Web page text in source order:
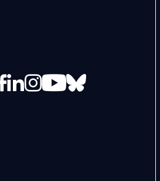
LinkedIn
Instagram
YouTube
Bluesky